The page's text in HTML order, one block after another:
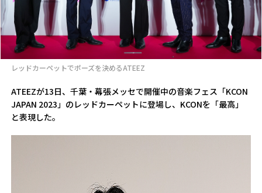
レッドカーペットでポーズを決めるATEEZ
ATEEZが13日、千葉・幕張メッセで開催中の音楽フェス「KCON
JAPAN 2023」のレッドカーペットに登場し、KCONを「最高」
と表現した。